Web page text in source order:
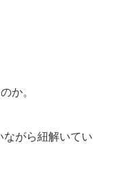
か。
がら紐解いてい